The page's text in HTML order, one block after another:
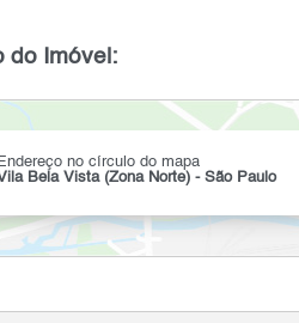
do Imóvel:
Endereço no círculo do mapa
Bela Vista (Zona Norte) - São Paulo